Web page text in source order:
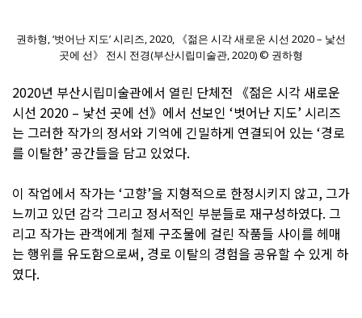
권하형, ‘벗어난 지도’ 시리즈, 2020, 《젊은 시각 새로운 시선 2020 – 낯선
곳에 선》 전시 전경(부산시립미술관, 2020) © 권하형
2020년 부산시립미술관에서 열린 단체전 《젊은 시각 새로운
시선 2020 – 낯선 곳에 선》에서 선보인 ‘벗어난 지도’ 시리즈
는 그러한 작가의 정서와 기억에 긴밀하게 연결되어 있는 ‘경로
를 이탈한’ 공간들을 담고 있었다.
이 작업에서 작가는 ‘고향’을 지형적으로 한정시키지 않고, 그가
느끼고 있던 감각 그리고 정서적인 부분들로 재구성하였다. 그
리고 작가는 관객에게 철제 구조물에 걸린 작품들 사이를 헤매
는 행위를 유도함으로써, 경로 이탈의 경험을 공유할 수 있게 하
였다.